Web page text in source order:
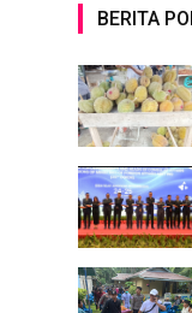
BERITA